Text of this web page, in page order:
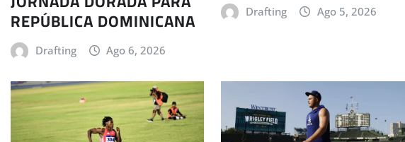
REPÚBLICA DOMINICANA
Drafting Ago 6, 2026
Drafting Ago 5, 2026